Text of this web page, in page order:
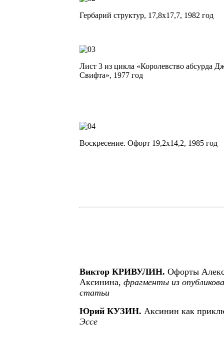
Гербарий структур, 17,8х17,7, 1982 год
Лист 3 из цикла «Королевство абсурда
Свифта», 1977 год
Воскресение. Офорт 19,2х14,2, 1985 год
Виктор КРИВУЛИН. Офорты
Аксинина, фрагменты из
статьи
Юрий КУЗИН. Аксинин как
Эссе